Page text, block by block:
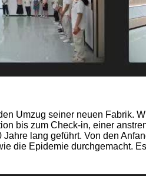
Umzug seiner neuen Fabrik.
bis zum Check-in, einer
lang geführt. Von den
die Epidemie durchgemacht.